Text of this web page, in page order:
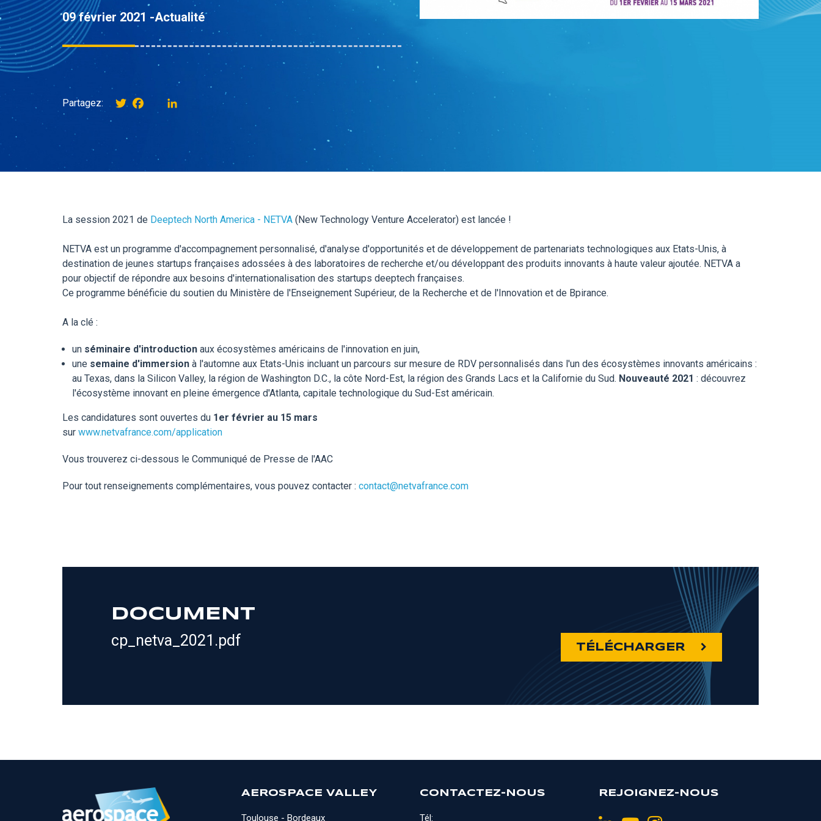
09 février 2021 -Actualité
Partagez: TwitterFacebookinstagram
La session 2021 de Deeptech North America - NETVA (New Technology Venture Accelerator) est lancée !
NETVA est un programme d'accompagnement personnalisé, d'analyse d'opportunités et de développement de partenariats technologiques aux Etats-Unis, à
destination de jeunes startups françaises adossées à des laboratoires de recherche et/ou développant des produits innovants à haute valeur ajoutée. NETVA a
pour objectif de répondre aux besoins d'internationalisation des startups deeptech françaises.
Ce programme bénéficie du soutien du Ministère de l'Enseignement Supérieur, de la Recherche et de l'Innovation et de Bpirance.
A la clé :
un séminaire d'introduction aux écosystèmes américains de l'innovation en juin,
une semaine d'immersion à l'automne aux Etats-Unis incluant un parcours sur mesure de RDV personnalisés dans l'un des écosystèmes innovants américains :
au Texas, dans la Silicon Valley, la région de Washington D.C., la côte Nord-Est, la région des Grands Lacs et la Californie du Sud. Nouveauté 2021 : découvrez
l'écosystème innovant en pleine émergence d'Atlanta, capitale technologique du Sud-Est américain.
Les candidatures sont ouvertes du 1er février au 15 mars
sur www.netvafrance.com/application
Vous trouverez ci-dessous le Communiqué de Presse de l'AAC
Pour tout renseignements complémentaires, vous pouvez contacter : contact@netvafrance.com
DOCUMENT
cp_netva_2021.pdf
TÉLÉCHARGER
AEROSPACE VALLEY
Toulouse - Bordeaux
CONTACTEZ-NOUS
Tél:
REJOIGNEZ-NOUS